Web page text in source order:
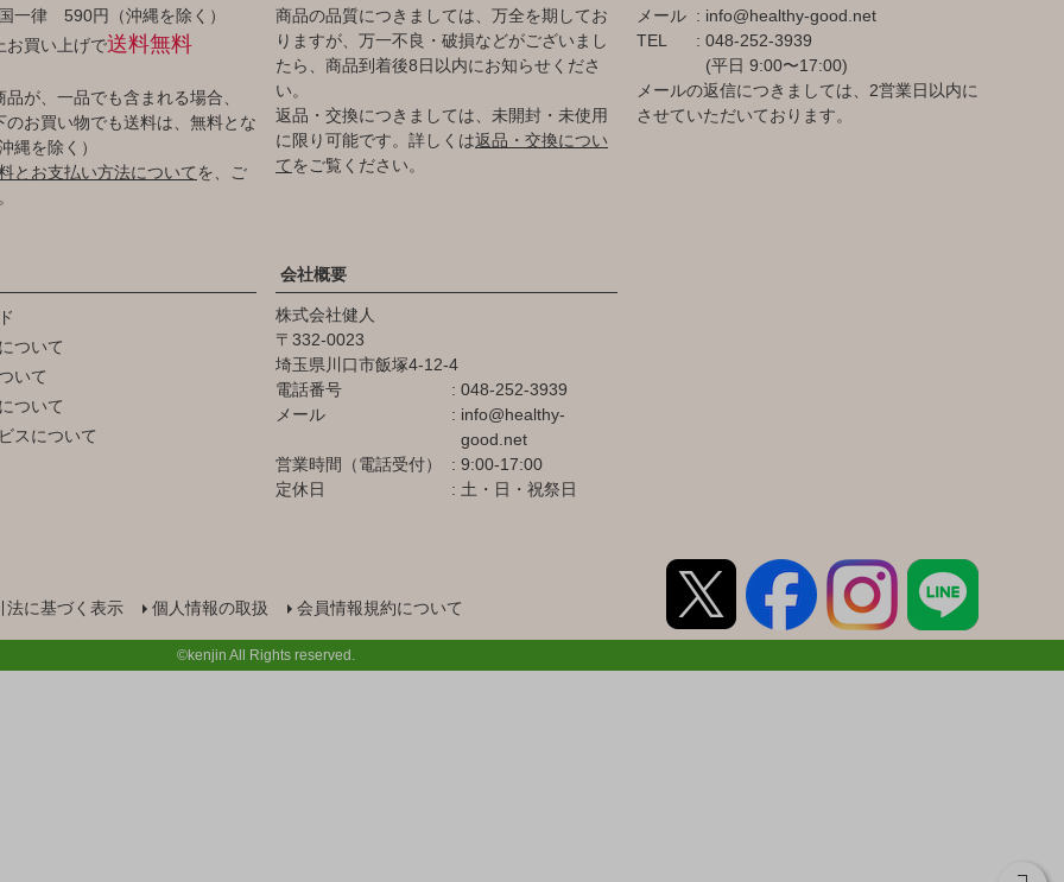
一律 590円（沖縄を除く）
お買い上げで送料無料
が、一品でも含まれる場合、
のお買い物でも送料は、無料とな
縄を除く）
とお支払い方法についてを、ご
商品の品質につきましては、万全を期してお
りますが、万一不良・破損などがございまし
たら、商品到着後8日以内にお知らせくださ
い。
返品・交換につきましては、未開封・未使用
に限り可能です。詳しくは返品・交換につい
てをご覧ください。
メール
info@healthy-good.net
TEL
048-252-3939
(平日 9:00〜17:00)
メールの返信につきましては、2営業日以内に
させていただいております。
ついて
いて
ついて
スについて
会社概要
株式会社健人
332-0023
埼玉県川口市飯塚4-12-4
電話番号
048-252-3939
メール
info@healthy-
good.net
営業時間（電話受付）
9:00-17:00
定休日
土・日・祝祭日
法に基づく表示 個人情報の取扱 会員情報規約について
©kenjin All Rights reserved.